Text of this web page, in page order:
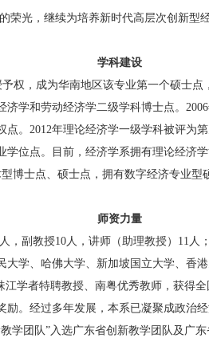
荣光，继续为培养新时代高层次创新型
学科建设
权，成为华南地区该专业第一个硕士点
济学和劳动经济学二级学科博士点。 2006
。 2012年理论经济学一级学科被评为
学位点。
目前，经济学系拥有理论经济
博士点、硕士点 ， 拥有数字经济专业型
师资力量
人，副教授10人，讲师（助理教授） 11 人
学、哈佛大学、新加坡国立大学、香港
江学者特聘教授、南粤优秀教师，获得
励。经过多年发展，本系已凝聚成政治
学团队”入选广东省创新教学团队及广